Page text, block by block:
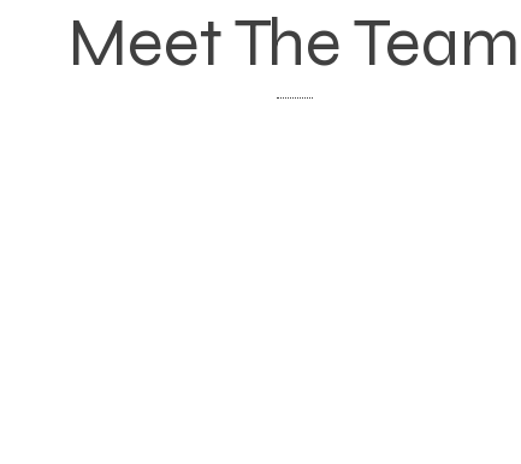
Meet The Team